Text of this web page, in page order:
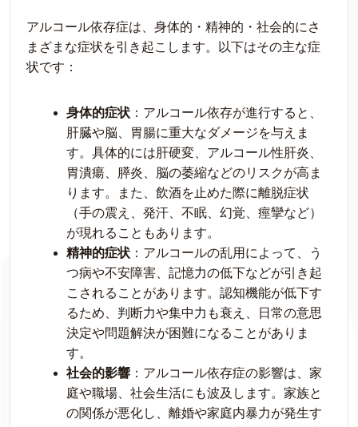
アルコール依存症は、身体的・精神的・社会的にさ
まざまな症状を引き起こします。以下はその主な症
状です：
身体的症状 ：アルコール依存が進行すると、
肝臓や脳、胃腸に重大なダメージを与えま
す。具体的には肝硬変、アルコール性肝炎、
胃潰瘍、膵炎、脳の萎縮などのリスクが高ま
ります。また、飲酒を止めた際に離脱症状
（手の震え、発汗、不眠、幻覚、痙攣など）
が現れることもあります。
精神的症状 ：アルコールの乱用によって、う
つ病や不安障害、記憶力の低下などが引き起
こされることがあります。認知機能が低下す
るため、判断力や集中力も衰え、日常の意思
決定や問題解決が困難になることがありま
す。
社会的影響 ：アルコール依存症の影響は、家
庭や職場、社会生活にも波及します。家族と
の関係が悪化し、離婚や家庭内暴力が発生す